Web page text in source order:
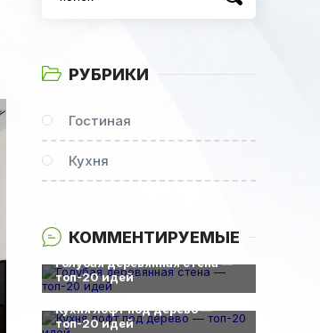
РУБРИКИ
Гостиная
Кухня
КОММЕНТИРУЕМЫЕ
Голубая деревянная стена —
топ-20 идей
0
Кухня лофт под дерево —
топ-20 идей
0